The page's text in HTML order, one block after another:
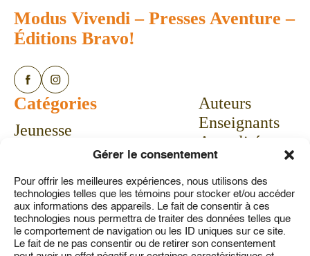
Gérer le consentement
Pour offrir les meilleures expériences, nous utilisons des
technologies telles que les témoins pour stocker et/ou accéder
aux informations des appareils. Le fait de consentir à ces
technologies nous permettra de traiter des données telles que
le comportement de navigation ou les ID uniques sur ce site.
Le fait de ne pas consentir ou de retirer son consentement
Modus Vivendi – Presses Aventure –
Éditions Bravo!
Catégories
Jeunesse
Bandes dessinées
Vie pratique
Aubaines
Auteurs
Enseignants
Actualités
Calendrier
Communiqués
Concours
À propos
Service à la clientèle